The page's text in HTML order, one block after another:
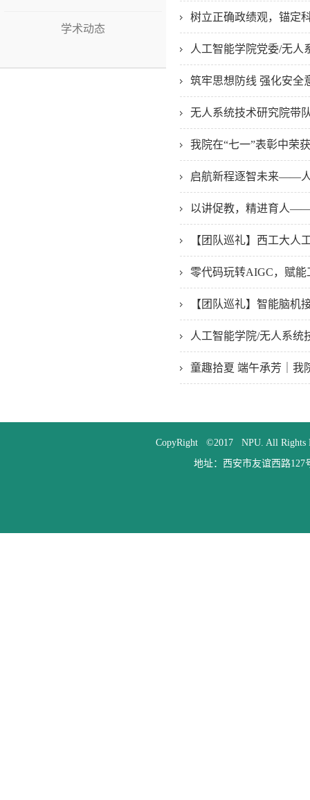
学术动态
树立正确政绩观，锚定
人工智能学院党委/无人
筑牢思想防线 强化安
无人系统技术研究院带
我院在“七一”表彰中荣
启航新程逐智未来——人
以讲促教，精进育人——
【团队巡礼】西工大人
零代码玩转AIGC，赋
【团队巡礼】智能脑机
人工智能学院/无人系统
童趣拾夏 端午承芳｜我
CopyRight ©2017 NPU. All Rights
地址：西安市友谊西路